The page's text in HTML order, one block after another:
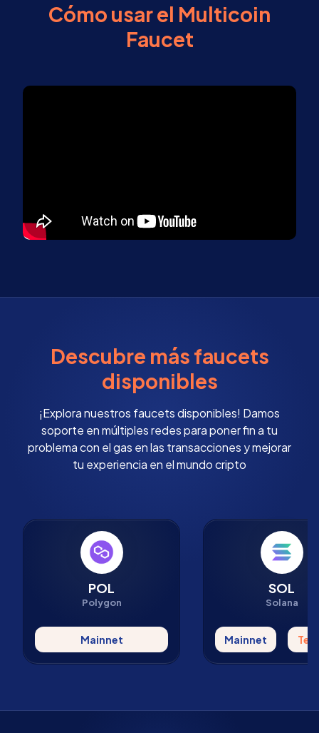
Cómo usar el Multicoin
Faucet
Descubre más faucets
disponibles
¡Explora nuestros faucets disponibles! Damos
soporte en múltiples redes para poner fin a tu
problema con el gas en las transacciones y mejorar
tu experiencia en el mundo cripto
POL
Polygon
Mainnet
SOL
Solana
Mainnet